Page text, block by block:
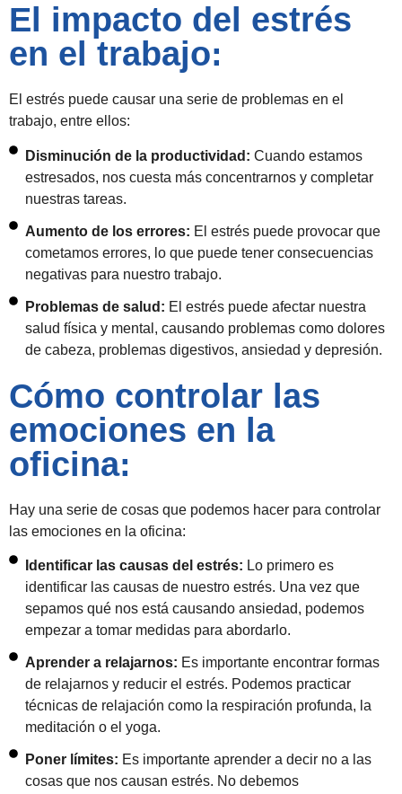
El impacto del estrés
en el trabajo:
El estrés puede causar una serie de problemas en el
trabajo, entre ellos:
Disminución de la productividad: Cuando estamos
estresados, nos cuesta más concentrarnos y completar
nuestras tareas.
Aumento de los errores: El estrés puede provocar que
cometamos errores, lo que puede tener consecuencias
negativas para nuestro trabajo.
Problemas de salud: El estrés puede afectar nuestra
salud física y mental, causando problemas como dolores
de cabeza, problemas digestivos, ansiedad y depresión.
Cómo controlar las
emociones en la
oficina:
Hay una serie de cosas que podemos hacer para controlar
las emociones en la oficina:
Identificar las causas del estrés: Lo primero es
identificar las causas de nuestro estrés. Una vez que
sepamos qué nos está causando ansiedad, podemos
empezar a tomar medidas para abordarlo.
Aprender a relajarnos: Es importante encontrar formas
de relajarnos y reducir el estrés. Podemos practicar
técnicas de relajación como la respiración profunda, la
meditación o el yoga.
Poner límites: Es importante aprender a decir no a las
cosas que nos causan estrés. No debemos